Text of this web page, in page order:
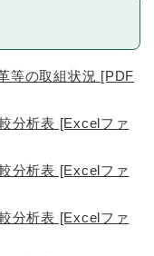
等の取組状況 [PDF
分析表 [Excelファ
分析表 [Excelファ
分析表 [Excelファ